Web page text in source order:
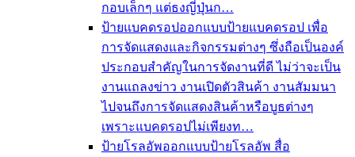
กอบเล็กๆ แต่ธงญี่ปุ่นก…
ป้ายแบคดรอปออกแบบป้ายแบคดรอป เพื่อ
การจัดแสดงและกิจกรรมต่างๆ ซึ่งถือเป็นองค์
ประกอบสำคัญในการจัดงานที่ดี ไม่ว่าจะเป็น
งานแถลงข่าว งานเปิดตัวสินค้า งานสัมมนา
ไปจนถึงการจัดแสดงสินค้าหรือบูธต่างๆ
เพราะแบคดรอปไม่เพียงท…
ป้ายโรลอัพออกแบบป้ายโรลอัพ สื่อ